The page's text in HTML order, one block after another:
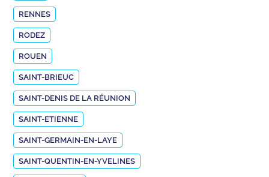
RENNES
RODEZ
ROUEN
SAINT-BRIEUC
SAINT-DENIS DE LA RÉUNION
SAINT-ETIENNE
SAINT-GERMAIN-EN-LAYE
SAINT-QUENTIN-EN-YVELINES